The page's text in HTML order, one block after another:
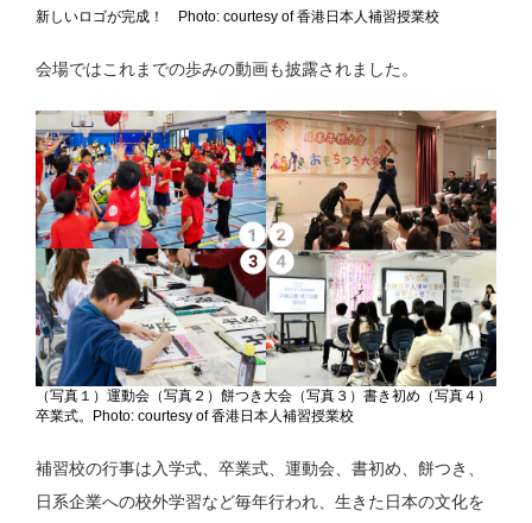
新しいロゴが完成！ Photo: courtesy of 香港日本人補習授業校
会場ではこれまでの歩みの動画も披露されました。
（写真１）運動会（写真２）餅つき大会（写真３）書き初め（写真４）
卒業式。Photo: courtesy of 香港日本人補習授業校
補習校の行事は入学式、卒業式、運動会、書初め、餅つき、
日系企業への校外学習など毎年行われ、生きた日本の文化を